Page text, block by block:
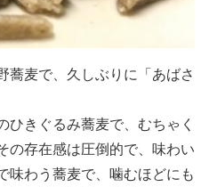
蕎麦で、久しぶりに「あばさ
ひきぐるみ蕎麦で、むちゃく
の存在感は圧倒的で、味わい
味わう蕎麦で、噛むほどにも